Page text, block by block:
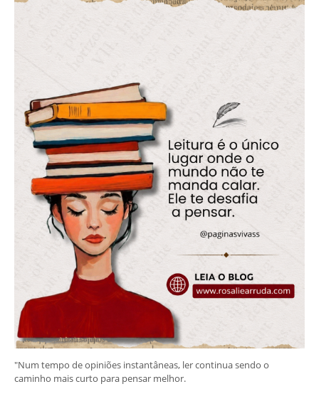
"Num tempo de opiniões instantâneas, ler continua sendo o
caminho mais curto para pensar melhor.